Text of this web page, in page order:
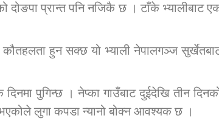
दोङपा प्रान्त पनि नजिकै छ । टाँके भ्यालीबाट
हुन सक्छ यो भ्याली नेपालगञ्ज
पुगिन्छ । नेप्का गाउँबाट दुईदेखि तीन
भएकोले लुगा कपडा न्यानो बोक्न आवश्यक छ ।